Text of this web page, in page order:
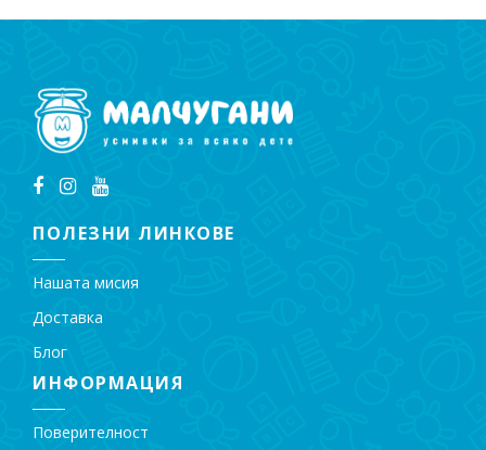
ПОЛЕЗНИ ЛИНКОВЕ
Нашата мисия
Доставка
Блог
ИНФОРМАЦИЯ
Поверителност